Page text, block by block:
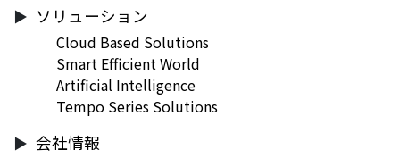
ソリューション
Cloud Based Solutions
Smart Efficient World
Artificial Intelligence
Tempo Series Solutions
会社情報